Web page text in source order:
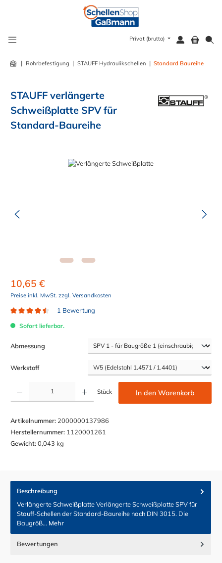
Privat (brutto)
| Rohrbefestigung | STAUFF Hydraulikschellen | Standard Baureihe
STAUFF verlängerte
Schweißplatte SPV für
Standard-Baureihe
Bildergalerie überspringen
10,65 €
Preise inkl. MwSt. zzgl. Versandkosten
1 Bewertung
Sofort lieferbar.
Abmessung
Werkstoffauswählen
Produkt Anzahl: Gib den gewünschten Wert ein oder benutze die Schaltflächen um die Anzahl
Stück In den Warenkorb
Artikelnummer: 2000000137986
Herstellernummer: 1120001261
Gewicht:0,043 kg
Beschreibung
Verlängerte Schweißplatte Verlängerte Schweißplatte SPV für
Stauff-Schellen der Standard-Baureihe nach DIN 3015. Die
Baugröß… Mehr
Bewertungen